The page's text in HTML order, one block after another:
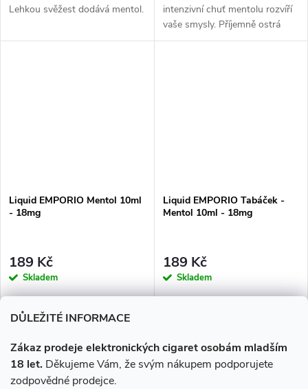
DŮLEŽITÉ INFORMACE
Zákaz prodeje elektronických cigaret osobám mladším
18 let. Děkujeme Vám, že svým nákupem podporujete
zodpovědné prodejce.
Lehkou svěžest dodává mentol.
intenzivní chuť mentolu rozvíří
vaše smysly. Příjemně ostrá
chuť bez příkras.
Liquid EMPORIO Mentol 10ml
- 18mg
189 Kč
Skladem
DO KOŠÍKU
Pronikavá, aromatická a
intenzivní chuť mentolu rozvíří
vaše smysly. Příjemně ostrá
Liquid EMPORIO Tabáček -
Mentol 10ml - 18mg
189 Kč
Skladem
Směs tradičních tabáků.
Lehkou svěžest dodává mentol.